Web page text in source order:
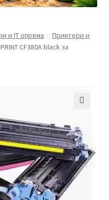
и IT опрема
Принтери и
CF380A black за